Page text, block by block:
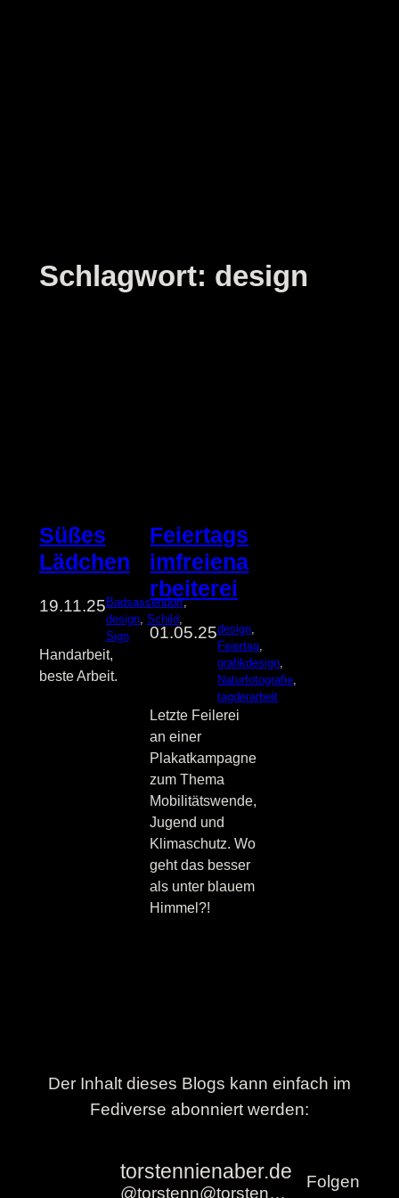
Schlagwort: design
Süßes
Lädchen
19.11.25Badsassendorf ,
design, Schild
Sign
Handarbeit,
beste Arbeit.
Feiertags
imfreiena
rbeiterei
01.05.25design
Feiertag
grafikdesign
Naturfotografie
tagderarbeit
Letzte Feilerei
an einer
Plakatkampagne
zum Thema
Mobilitätswende,
Jugend und
Klimaschutz. Wo
geht das besser
als unter blauem
Himmel?!
Der Inhalt dieses Blogs kann einfach im
Fediverse abonniert werden:
torstennienaber.de
@torstenn@torstennienaber.de
Folgen